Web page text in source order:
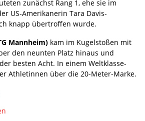
zunächst Rang 1, ehe sie im
US-Amerikanerin Tara Davis-
knapp übertroffen wurde.
Mannheim) kam im Kugelstoßen mit
den neunten Platz hinaus und
besten Acht. In einem Weltklasse-
Athletinnen über die 20-Meter-Marke.